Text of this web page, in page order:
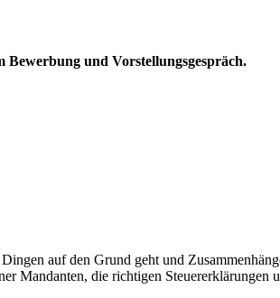
und Vorstellungsgespräch.
auf den Grund geht und
Mandanten, die richtigen Steuererklärungen